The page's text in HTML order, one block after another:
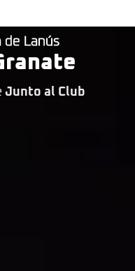
de Lanús
Junto al Club